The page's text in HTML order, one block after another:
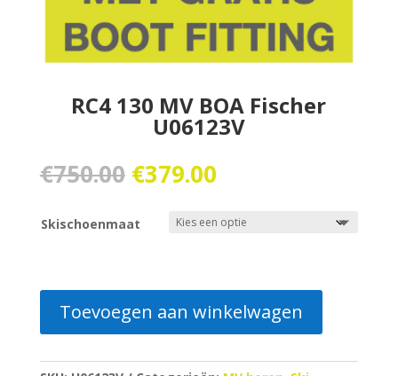
RC4 130 MV BOA Fischer
U06123V
€750.00 Oorspronkelijke
prijs
was:
€750.00.
€379.00Huidige
is:
€379.00.
Skischoenmaat
Toevoegen aan winkelwagen